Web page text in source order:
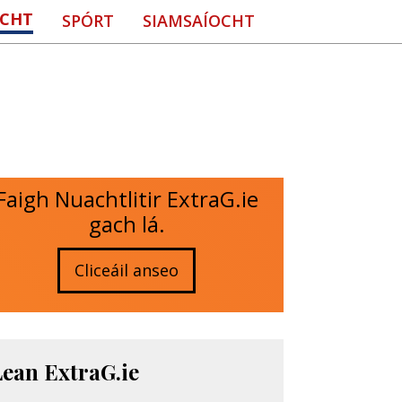
SPÓRT SIAMSAÍOCHT
Nuachtlitir ExtraG.ie
gach lá.
Cliceáil anseo
ExtraG.ie